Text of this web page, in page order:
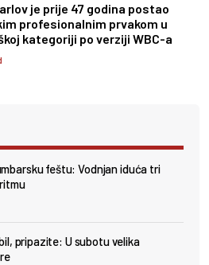
je prije 47 godina postao
profesionalnim prvakom u
kategoriji po verziji WBC-a
feštu: Vodnjan iduća tri
pripazite: U subotu velika